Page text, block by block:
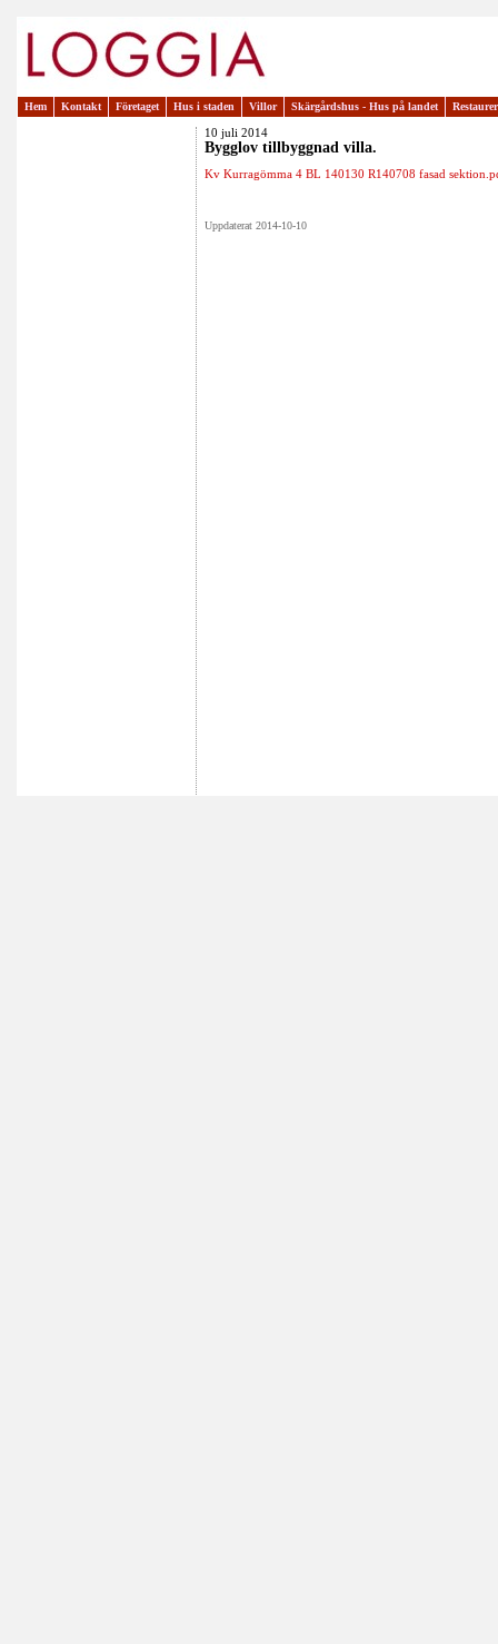
Hem Kontakt Företaget Hus i staden Villor Skärgårdshus - Hus på landet
10 juli 2014
Bygglov tillbyggnad villa.
Kv Kurragömma 4 BL 140130 R140708 fasad
Uppdaterat 2014-10-10